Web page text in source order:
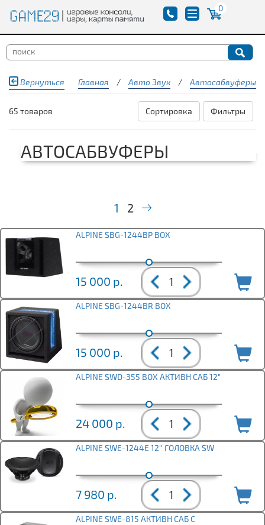
0
Вернуться Главная / Авто Звук / Автосабвуферы
65 товаров Фильтры
Сортировка
АВТОСАБВУФЕРЫ
1 2
ALPINE SBG-1244BP BOX
15 000 р.
ALPINE SBG-1244BR BOX
15 000 р.
ALPINE SWD-355 BOX АКТИВН САБ 12"
24 000 р.
ALPINE SWE-1244E 12'' ГОЛОВКА SW
7 980 р.
ALPINE SWE-815 АКТИВН САБ С